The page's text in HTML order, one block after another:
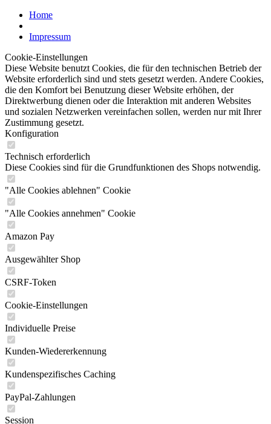
Home
Impressum
Cookie-Einstellungen
Diese Website benutzt Cookies, die für den technischen Betrieb der
Website erforderlich sind und stets gesetzt werden. Andere Cookies,
die den Komfort bei Benutzung dieser Website erhöhen, der
Direktwerbung dienen oder die Interaktion mit anderen Websites
und sozialen Netzwerken vereinfachen sollen, werden nur mit Ihrer
Zustimmung gesetzt.
Konfiguration
Technisch erforderlich
Diese Cookies sind für die Grundfunktionen des Shops notwendig.
"Alle Cookies ablehnen" Cookie
"Alle Cookies annehmen" Cookie
Amazon Pay
Ausgewählter Shop
CSRF-Token
Cookie-Einstellungen
Individuelle Preise
Kunden-Wiedererkennung
Kundenspezifisches Caching
PayPal-Zahlungen
Session